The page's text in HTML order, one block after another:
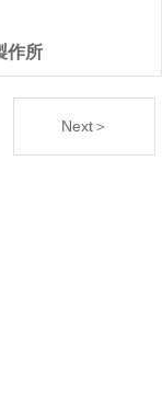
作所
Next＞